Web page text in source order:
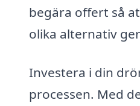
begära offert så
olika alternativ
Investera i din
processen. Med